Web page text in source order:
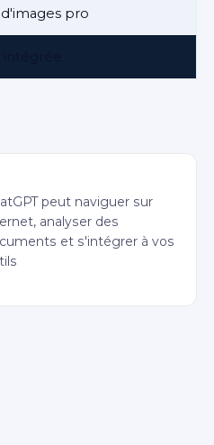
pro
peut naviguer sur
analyser des
et s'intégrer à vos